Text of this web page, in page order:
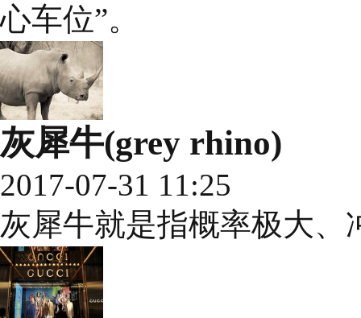
心车位”。
灰犀牛(grey rhino)
2017-07-31 11:25
灰犀牛就是指概率极大